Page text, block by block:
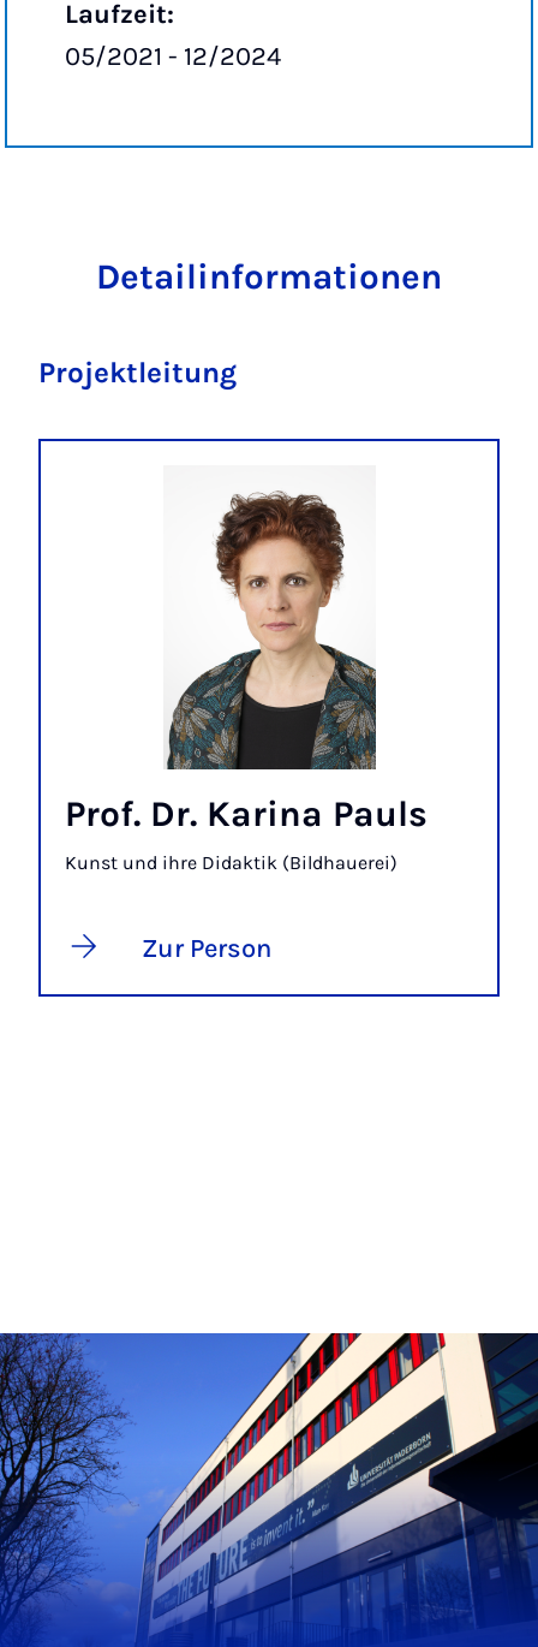
Laufzeit:
05/2021 - 12/2024
Detailinformationen
Projektleitung
Prof. Dr. Karina Pauls
Kunst und ihre Didaktik (Bildhauerei)
Zur Person